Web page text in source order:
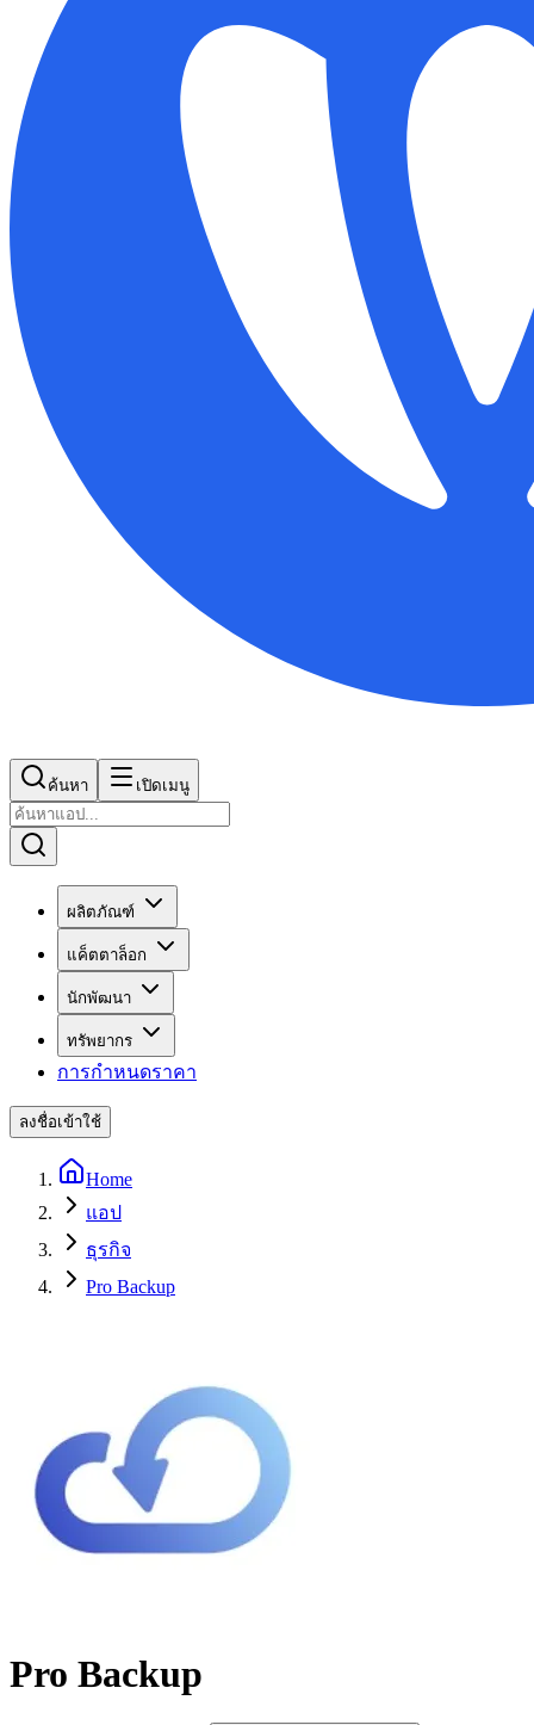
ค้นหา เปิดเมนู
ผลิตภัณฑ์
แค็ตตาล็อก
นักพัฒนา
ทรัพยากร
การกำหนดราคา
ลงชื่อเข้าใช้
Home
แอป
ธุรกิจ
Pro Backup
Pro Backup